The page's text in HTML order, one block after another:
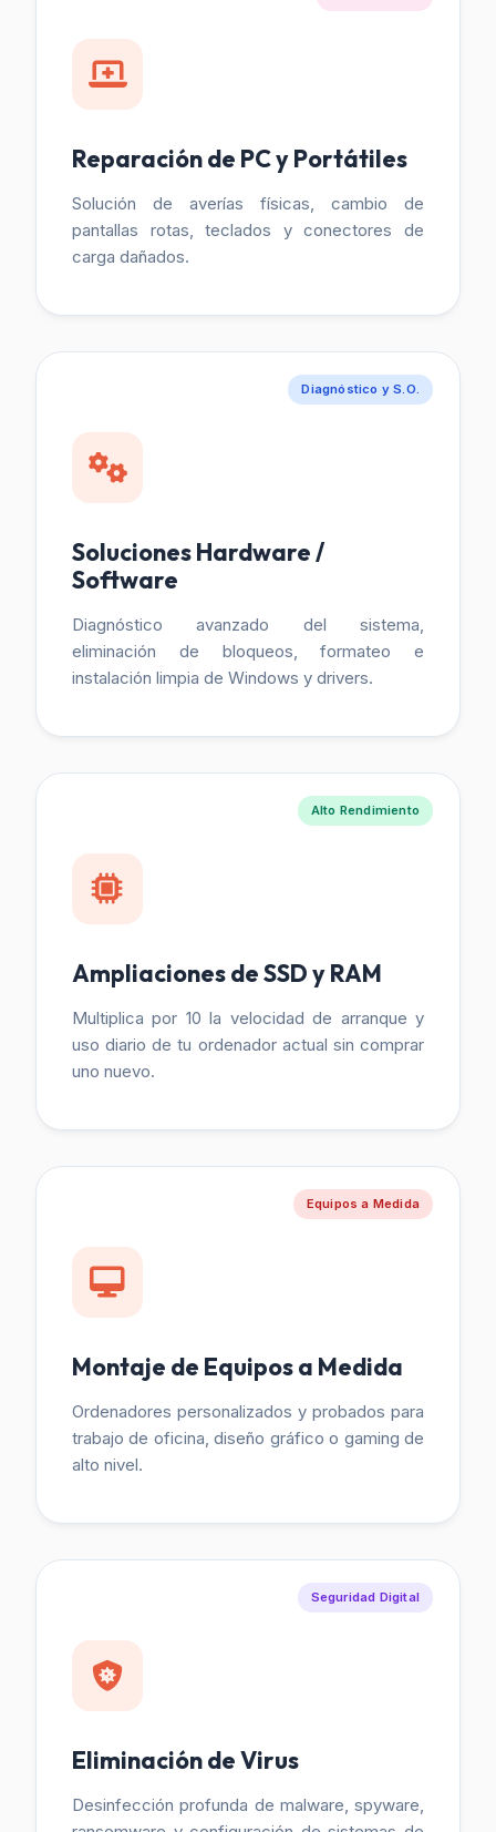
Reparación de PC y Portátiles
Solución de averías físicas, cambio de
pantallas rotas, teclados y conectores de
carga dañados.
Diagnóstico y S.O.
Soluciones Hardware /
Software
Diagnóstico avanzado del sistema,
eliminación de bloqueos, formateo e
instalación limpia de Windows y drivers.
Alto Rendimiento
Ampliaciones de SSD y RAM
Multiplica por 10 la velocidad de arranque y
uso diario de tu ordenador actual sin comprar
uno nuevo.
Equipos a Medida
Montaje de Equipos a Medida
Ordenadores personalizados y probados para
trabajo de oficina, diseño gráfico o gaming de
alto nivel.
Seguridad Digital
Eliminación de Virus
Desinfección profunda de malware, spyware,